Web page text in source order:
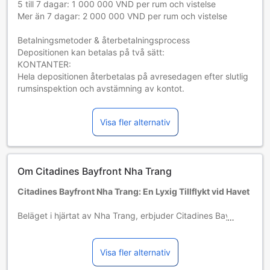
5 till 7 dagar: 1 000 000 VND per rum och vistelse
Mer än 7 dagar: 2 000 000 VND per rum och vistelse
Betalningsmetoder & återbetalningsprocess
Depositionen kan betalas på två sätt:
KONTANTER:
Hela depositionen återbetalas på avresedagen efter slutlig
rumsinspektion och avstämning av kontot.
Bor gratis vid användning av befintliga sängar. Observera
att om du behöver en barnsäng kan det tillkomma en extra
kostnad. Barnsäng erbjuds i mån av tillgång.
Måste använda en extrasäng
Tillgång av extrasängar beror på vilket rum du väljer. Var
Vid bokning av fler än 5 rum är det möjligt att andra regler
Visa fler alternativ
Om Citadines Bayfront Nha Trang
Citadines Bayfront Nha Trang: En Lyxig Tillflykt vid Havet
Beläget i hjärtat av Nha Trang, erbjuder Citadines Bayfront
eleganta rum. Hotellet, som invigdes och renoverades 2017,
ligger bara 1 km från stadens centrum, vilket gör det enkelt
för gästerna att utforska de lokala attraktionerna och njuta
Visa fler alternativ